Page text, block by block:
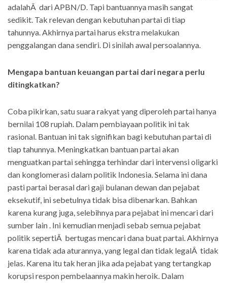
adalahÂ dari APBN/D. Tapi bantuannya masih sangat
sedikit. Tak relevan dengan kebutuhan partai di tiap
tahunnya. Akhirnya partai harus ekstra melakukan
penggalangan dana sendiri. Di sinilah awal persoalannya.
Mengapa bantuan keuangan partai dari negara perlu
ditingkatkan?
Coba pikirkan, satu suara rakyat yang diperoleh partai hanya
bernilai 108 rupiah. Dalam pembiayaan politik ini tak
rasional. Bantuan ini tak signifikan bagi kebutuhan partai di
tiap tahunnya. Meningkatkan bantuan partai akan
menguatkan partai sehingga terhindar dari intervensi oligarki
dan konglomerasi dalam politik Indonesia. Selama ini dana
pasti partai berasal dari gaji bulanan dewan dan pejabat
eksekutif, ini sebetulnya tidak bisa dibenarkan. Bahkan
karena kurang juga, selebihnya para pejabat ini mencari dari
sumber lain . Ini kemudian menjadi sebab semua pejabat
politik sepertiÂ bertugas mencari dana buat partai. Akhirnya
karena tidak ada aturannya, yang legal dan tidak legalÂ tidak
jelas. Karena itu tak heran jika ada pejabat yang tertangkap
korupsi respon pembelaannya makin heroik. Dalam